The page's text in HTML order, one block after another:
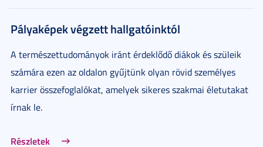
Pályaképek végzett hallgatóinktól
A természettudományok iránt érdeklődő diákok és szüleik
számára ezen az oldalon gyűjtünk olyan rövid személyes
karrier összefoglalókat, amelyek sikeres szakmai életutakat
írnak le.
Részletek